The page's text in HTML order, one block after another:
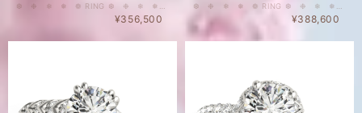
¥356,500 ¥388,600